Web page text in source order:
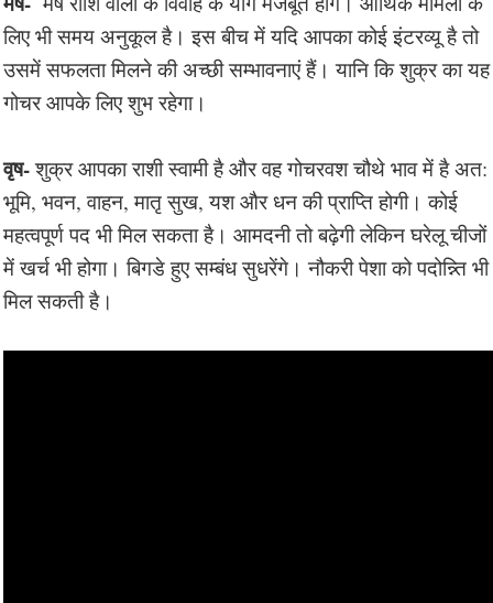
लिए भी समय अनुकूल है। इस बीच में यदि आपका कोई इंटरव्यू है तो
उसमें सफलता मिलने की अच्छी सम्भावनाएं हैं। यानि कि शुक्र का यह
गोचर आपके लिए शुभ रहेगा।
वृष-शुक्र आपका राशी स्वामी है और वह गोचरवश चौथे भाव में है अत:
भूमि, भवन, वाहन, मातृ सुख, यश और धन की प्राप्ति होगी। कोई
महत्वपूर्ण पद भी मिल सकता है। आमदनी तो बढ़ेगी लेकिन घरेलू चीजों
में खर्च भी होगा। बिगडे हुए सम्बंध सुधरेंगे। नौकरी पेशा को पदोन्न्ति भी
मिल सकती है।